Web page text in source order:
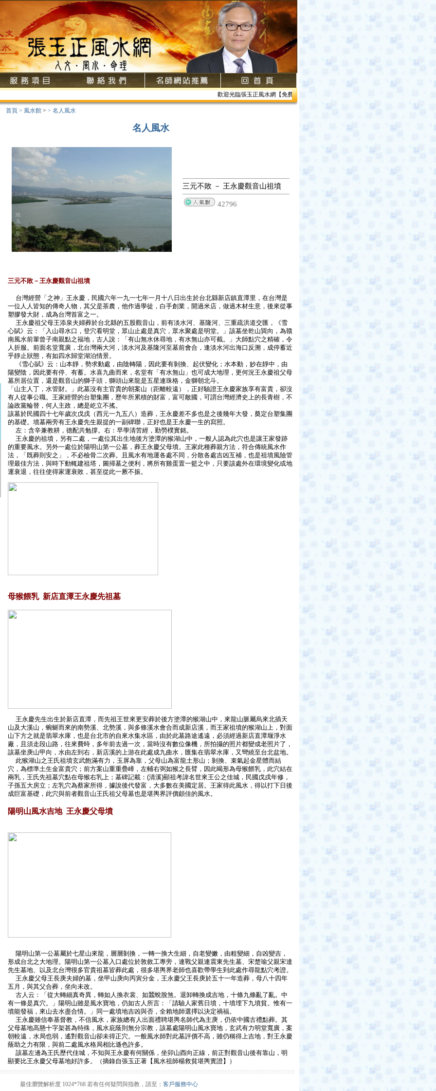
歡迎光臨張玉正風水網【免費網路線上教學】【風水館】1.居家風水2.企業風水3.帝
首頁 > 風水館 > > 名人風水
名人風水
三元不敗 － 王永慶觀音山祖墳
42796
三元不敗－王永慶觀音山祖墳
台灣經營「之神」王永慶，民國六年一九一七年一月十八日出生於台北縣新店鎮直潭里，在台灣是
一位人人皆知的傳奇人物，其父是茶農，他作過學徒，白手創業，開過米店，做過木材生意，後來從事
塑膠發大財，成為台灣首富之一。
王永慶祖父母王添泉夫婦葬於台北縣的五股觀音山，前有淡水河、基隆河、三重疏洪道交匯，《雪
心賦》云：「入山尋水口，登穴看明堂，眾山止處是真穴，眾水聚處是明堂。」該墓坐乾山巽向，為贛
南風水前輩曾子南親點之福地，古人說：「有山無水休尋地，有水無山亦可截。」大師點穴之精確，令
人折服。前面名堂寬廣，北台灣兩大河，淡水河及基隆河至墓前會合，逢淡水河出海口反溯，成停蓄近
乎靜止狀態，有如四水歸堂湖泊情景。
《雪心賦》云：山本靜，勢求動處，由陰轉陽，因此要有剝換、起伏變化；水本動，妙在靜中，由
陽變陰，因此要有停、有蓄。水喜九曲而來，名堂有「有水無山」也可成大地理，更何況王永慶祖父母
墓所居位置，還是觀音山的獅子頭，獅頭山來龍是五星連珠格，金獅朝北斗。
「山主人丁，水管財。」此墓沒有主官貴的朝案山（距離較遠），正好驗證王永慶家族享有富貴，卻沒
有人從事公職。王家經營的台塑集團，歷年所累積的財富，富可敵國，可謂台灣經濟史上的長青樹，不
論政黨輪替，何人主政，總是屹立不搖。
該墓於民國四十七年歲次戊戌（西元一九五八）造葬，王永慶差不多也是之後幾年大發，奠定台塑集團
的基礎。墳墓兩旁有王永慶先生親提的一副碑聯，正好也是王永慶一生的寫照。
左：含辛兼教耕，德配共勉撐。右：早學清苦經，勤勞樸實銘。
王永慶的祖墳，另有二處，一處位其出生地後方塗潭的猴湖山中，一般人認為此穴也是讓王家發跡
的重要風水。另外一處位於陽明山第一公墓，葬王永慶父母墳。王家此種葬親方法，符合傳統風水作
法，「既葬則安之」，不必檢骨二次葬。且風水有地運各處不同，分散各處吉凶互補，也是祖墳風險管
理最佳方法，與時下動輒建祖塔，圖掃墓之便利，將所有雞蛋置一籃之中，只要該處外在環境變化或地
運衰退，往往使得家運衰敗，甚至從此一厥不振。
母猴餵乳 新店直潭王永慶先祖墓
王永慶先生出生於新店直潭，而先祖王世來更安葬於後方塗潭的猴湖山中，來龍山脈屬烏來北插天
山及大溪山，蜿蜒而來的南勢溪、北勢溪，與多條溪水會合而成新店溪，而王家祖墳的猴湖山上，對面
山下方之就是翡翠水庫，也是台北市的自來水集水區，由於此墓路途遙遠，必須經過新店直潭堰淨水
廠，且須走段山路，往來費時，多年前去過一次，當時沒有數位像機，所拍攝的照片都變成老照片了，
該墓坐庚山甲向，水由左到右，新店溪的上游在此處成九曲水，匯集在翡翠水庫，又彎繞至台北盆地。
此猴湖山之王氏祖墳玄武飽滿有力，玉屏為靠，父母山為富龍土形山；剝換、束氣起金星體而結
穴，為標準土生金富貴穴；前方案山重重疊嶂，左輔右弼如猴之長臂，因此暍形為母猴餵乳，此穴結在
兩乳，王氏先祖墓穴點在母猴右乳上；墓碑記載：(清溪)顯祖考諱名世來王公之佳城，民國戊戌年修，
子孫五大房立；左乳穴為蔡家所得，據說後代發富，大多數在美國定居。王家得此風水，得以打下日後
成巨富基礎，此穴與前者觀音山王氏祖父母墓也是堪輿界評價頗佳的風水。
陽明山風水吉地 王永慶父母墳
陽明山第一公墓屬於七星山來龍，層層剝換，一轉一換大生細，自老變嫩，由粗變細，自凶變吉，
形成台北之大地理。陽明山第一公墓入口處位於敦敘工專旁，連戰父親連震東先生墓、宋楚瑜父親宋達
先生墓地、以及北台灣很多官貴祖墓皆葬此處，很多堪輿界老師也喜歡帶學生到此處作尋龍點穴考證。
王永慶父母王長庚夫婦的墓，坐甲山庚向丙寅分金，王永慶父王長庚於五十一年造葬，母八十四年
五月，與其父合葬，坐向未改。
古人云：「從大轉細真奇異，轉如人換衣裳、如蠶蛻脫煞。退卸轉換成吉地，十條九條亂了亂。中
有一條是真穴。」陽明山雖是風水寶地，仍如古人所言：「請驗人家舊日墳，十墳埋下九墳貧。惟有一
墳能發福，來山去水盡合情。」同一處墳地吉凶與否，全賴地師選擇以決定禍福。
王永慶雖信奉基督教，不信風水，家族總有人出面禮聘堪輿名師代為主庚，仍依中國古禮點葬。其
父母墓地高懸十字架甚為特殊，風水庇蔭則無分宗教，該墓處陽明山風水寶地，玄武有力明堂寬廣，案
朝較遠，水局也弱，遙對觀音山卻未得正穴。一般風水師對此墓評價不高，雖仍稱得上吉地，對王永慶
蔭助之力有限，與前二處風水格局相比遜色許多。
該墓左邊為王氏歷代佳城，不知與王永慶有何關係，坐卯山酉向正線，前正對觀音山後有靠山，明
顯要比王永慶父母墓地好許多。（摘錄自張玉正著【風水祖師楊救貧堪輿實證】）
最佳瀏覽解析度 1024*768 若有任何疑問與指教，請至： 客戶服務中心